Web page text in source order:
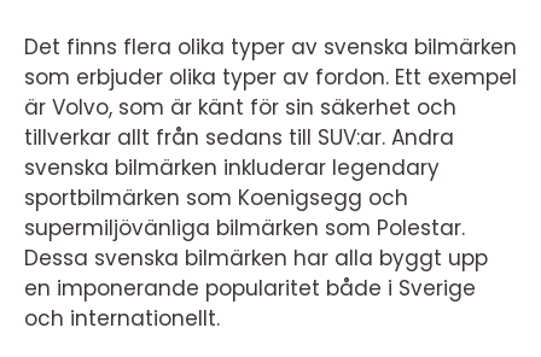
Det finns flera olika typer av svenska bilmärken
som erbjuder olika typer av fordon. Ett exempel
är Volvo, som är känt för sin säkerhet och
tillverkar allt från sedans till SUV:ar. Andra
svenska bilmärken inkluderar legendary
sportbilmärken som Koenigsegg och
supermiljövänliga bilmärken som Polestar.
Dessa svenska bilmärken har alla byggt upp
en imponerande popularitet både i Sverige
och internationellt.